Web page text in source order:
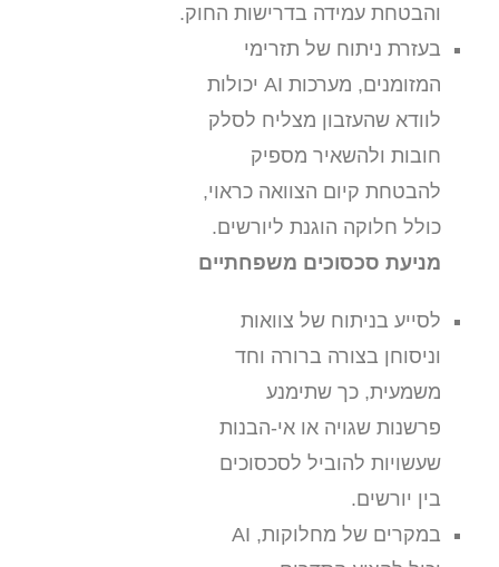
והבטחת עמידה בדרישות החוק.
בעזרת ניתוח של תזרימי
המזומנים, מערכות AI יכולות
לוודא שהעזבון מצליח לסלק
חובות ולהשאיר מספיק
להבטחת קיום הצוואה כראוי,
כולל חלוקה הוגנת ליורשים.
מניעת סכסוכים משפחתיים
לסייע בניתוח של צוואות
וניסוחן בצורה ברורה וחד
משמעית, כך שתימנע
פרשנות שגויה או אי-הבנות
שעשויות להוביל לסכסוכים
בין יורשים.
במקרים של מחלוקות, AI